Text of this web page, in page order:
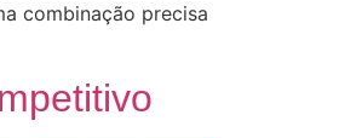
combinação precisa